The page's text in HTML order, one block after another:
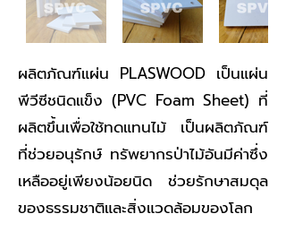
ผลิตภัณฑ์แผ่น PLASWOOD เป็นแผ่น
พีวีซีชนิดแข็ง (PVC Foam Sheet) ที่
ผลิตขึ้นเพื่อใช้ทดแทนไม้ เป็นผลิตภัณฑ์
ที่ช่วยอนุรักษ์ ทรัพยากรป่าไม้อันมีค่าซึ่ง
เหลืออยู่เพียงน้อยนิด ช่วยรักษาสมดุล
ของธรรมชาติและสิ่งแวดล้อมของโลก